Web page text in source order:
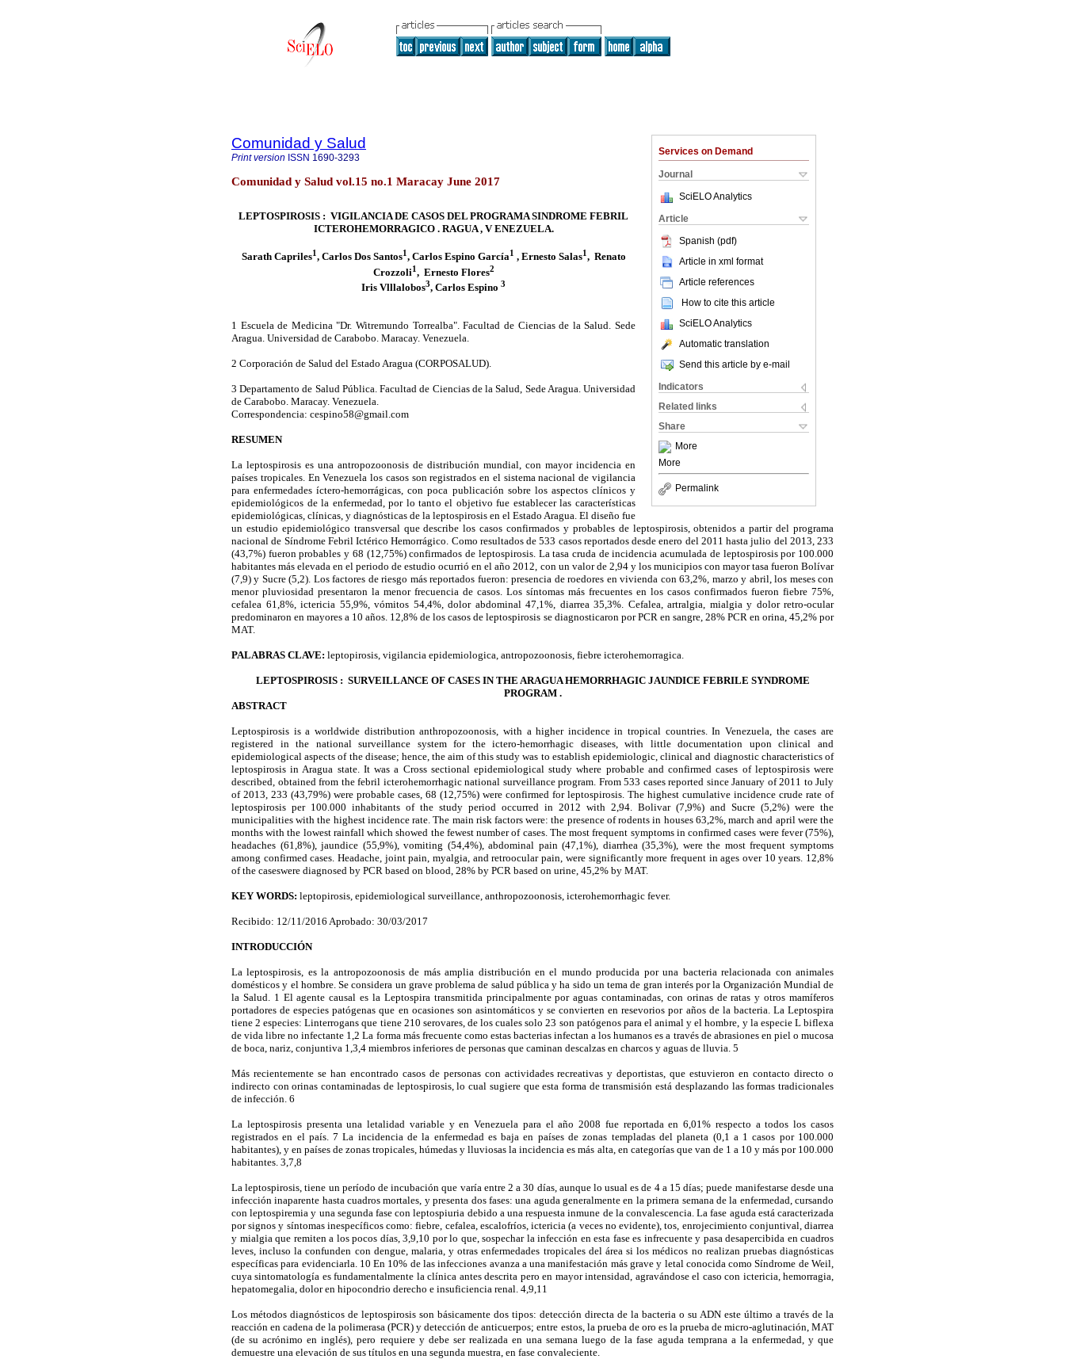
Services on Demand
Journal
SciELO Analytics
Article
Spanish (pdf)
Article in xml format
Article references
How to cite this article
SciELO Analytics
Automatic translation
Send this article by e-mail
Indicators
Related links
Share
More
More
Permalink
Comunidad y Salud
Print version ISSN 1690-3293
Comunidad y Salud vol.15 no.1 Maracay June 2017
LEPTOSPIROSIS : VIGILANCIA DE CASOS DEL PROGRAMA SINDROME FEBRIL
ICTEROHEMORRAGICO . RAGUA , V ENEZUELA.
Sarath Capriles1, Carlos Dos Santos1, Carlos Espino García1 , Ernesto Salas1, Renato
Crozzoli1, Ernesto Flores2
Iris Vlllalobos3, Carlos Espino 3
1 Escuela de Medicina "Dr. Witremundo Torrealba". Facultad de Ciencias de la Salud. Sede
Aragua. Universidad de Carabobo. Maracay. Venezuela.
2 Corporación de Salud del Estado Aragua (CORPOSALUD).
3 Departamento de Salud Pública. Facultad de Ciencias de la Salud, Sede Aragua. Universidad
de Carabobo. Maracay. Venezuela.
Correspondencia: cespino58@gmail.com
RESUMEN
La leptospirosis es una antropozoonosis de distribución mundial, con mayor incidencia en
países tropicales. En Venezuela los casos son registrados en el sistema nacional de vigilancia
para enfermedades íctero-hemorrágicas, con poca publicación sobre los aspectos clínicos y
epidemiológicos de la enfermedad, por lo tanto el objetivo fue establecer las características
epidemiológicas, clínicas, y diagnósticas de la leptospirosis en el Estado Aragua. El diseño fue
un estudio epidemiológico transversal que describe los casos confirmados y probables de leptospirosis, obtenidos a partir del programa
nacional de Síndrome Febril Ictérico Hemorrágico. Como resultados de 533 casos reportados desde enero del 2011 hasta julio del 2013, 233
(43,7%) fueron probables y 68 (12,75%) confirmados de leptospirosis. La tasa cruda de incidencia acumulada de leptospirosis por 100.000
habitantes más elevada en el periodo de estudio ocurrió en el año 2012, con un valor de 2,94 y los municipios con mayor tasa fueron Bolívar
(7,9) y Sucre (5,2). Los factores de riesgo más reportados fueron: presencia de roedores en vivienda con 63,2%, marzo y abril, los meses con
menor pluviosidad presentaron la menor frecuencia de casos. Los síntomas más frecuentes en los casos confirmados fueron fiebre 75%,
cefalea 61,8%, ictericia 55,9%, vómitos 54,4%, dolor abdominal 47,1%, diarrea 35,3%. Cefalea, artralgia, mialgia y dolor retro-ocular
predominaron en mayores a 10 años. 12,8% de los casos de leptospirosis se diagnosticaron por PCR en sangre, 28% PCR en orina, 45,2% por
MAT.
PALABRAS CLAVE: leptopirosis, vigilancia epidemiologica, antropozoonosis, fiebre icterohemorragica.
LEPTOSPIROSIS : SURVEILLANCE OF CASES IN THE ARAGUA HEMORRHAGIC JAUNDICE FEBRILE SYNDROME
PROGRAM .
ABSTRACT
Leptospirosis is a worldwide distribution anthropozoonosis, with a higher incidence in tropical countries. In Venezuela, the cases are
registered in the national surveillance system for the ictero-hemorrhagic diseases, with little documentation upon clinical and
epidemiological aspects of the disease; hence, the aim of this study was to establish epidemiologic, clinical and diagnostic characteristics of
leptospirosis in Aragua state. It was a Cross sectional epidemiological study where probable and confirmed cases of leptospirosis were
described, obtained from the febril icterohemorrhagic national surveillance program. From 533 cases reported since January of 2011 to July
of 2013, 233 (43,79%) were probable cases, 68 (12,75%) were confirmed for leptospirosis. The highest cumulative incidence crude rate of
leptospirosis per 100.000 inhabitants of the study period occurred in 2012 with 2,94. Bolivar (7,9%) and Sucre (5,2%) were the
municipalities with the highest incidence rate. The main risk factors were: the presence of rodents in houses 63,2%, march and april were the
months with the lowest rainfall which showed the fewest number of cases. The most frequent symptoms in confirmed cases were fever (75%),
headaches (61,8%), jaundice (55,9%), vomiting (54,4%), abdominal pain (47,1%), diarrhea (35,3%), were the most frequent symptoms
among confirmed cases. Headache, joint pain, myalgia, and retroocular pain, were significantly more frequent in ages over 10 years. 12,8%
of the caseswere diagnosed by PCR based on blood, 28% by PCR based on urine, 45,2% by MAT.
KEY WORDS: leptopirosis, epidemiological surveillance, anthropozoonosis, icterohemorrhagic fever.
Recibido: 12/11/2016 Aprobado: 30/03/2017
INTRODUCCIÓN
La leptospirosis, es la antropozoonosis de más amplia distribución en el mundo producida por una bacteria relacionada con animales
domésticos y el hombre. Se considera un grave problema de salud pública y ha sido un tema de gran interés por la Organización Mundial de
la Salud. 1 El agente causal es la Leptospira transmitida principalmente por aguas contaminadas, con orinas de ratas y otros mamíferos
portadores de especies patógenas que en ocasiones son asintomáticos y se convierten en resevorios por años de la bacteria. La Leptospira
tiene 2 especies: Linterrogans que tiene 210 serovares, de los cuales solo 23 son patógenos para el animal y el hombre, y la especie L biflexa
de vida libre no infectante 1,2 La forma más frecuente como estas bacterias infectan a los humanos es a través de abrasiones en piel o mucosa
de boca, nariz, conjuntiva 1,3,4 miembros inferiores de personas que caminan descalzas en charcos y aguas de lluvia. 5
Más recientemente se han encontrado casos de personas con actividades recreativas y deportistas, que estuvieron en contacto directo o
indirecto con orinas contaminadas de leptospirosis, lo cual sugiere que esta forma de transmisión está desplazando las formas tradicionales
de infección. 6
La leptospirosis presenta una letalidad variable y en Venezuela para el año 2008 fue reportada en 6,01% respecto a todos los casos
registrados en el país. 7 La incidencia de la enfermedad es baja en países de zonas templadas del planeta (0,1 a 1 casos por 100.000
habitantes), y en países de zonas tropicales, húmedas y lluviosas la incidencia es más alta, en categorías que van de 1 a 10 y más por 100.000
habitantes. 3,7,8
La leptospirosis, tiene un período de incubación que varía entre 2 a 30 días, aunque lo usual es de 4 a 15 días; puede manifestarse desde una
infección inaparente hasta cuadros mortales, y presenta dos fases: una aguda generalmente en la primera semana de la enfermedad, cursando
con leptospiremia y una segunda fase con leptospiuria debido a una respuesta inmune de la convalescencia. La fase aguda está caracterizada
por signos y síntomas inespecíficos como: fiebre, cefalea, escalofríos, ictericia (a veces no evidente), tos, enrojecimiento conjuntival, diarrea
y mialgia que remiten a los pocos días, 3,9,10 por lo que, sospechar la infección en esta fase es infrecuente y pasa desapercibida en cuadros
leves, incluso la confunden con dengue, malaria, y otras enfermedades tropicales del área si los médicos no realizan pruebas diagnósticas
específicas para evidenciarla. 10 En 10% de las infecciones avanza a una manifestación más grave y letal conocida como Síndrome de Weil,
cuya sintomatología es fundamentalmente la clínica antes descrita pero en mayor intensidad, agravándose el caso con ictericia, hemorragia,
hepatomegalia, dolor en hipocondrio derecho e insuficiencia renal. 4,9,11
Los métodos diagnósticos de leptospirosis son básicamente dos tipos: detección directa de la bacteria o su ADN este último a través de la
reacción en cadena de la polimerasa (PCR) y detección de anticuerpos; entre estos, la prueba de oro es la prueba de micro-aglutinación, MAT
(de su acrónimo en inglés), pero requiere y debe ser realizada en una semana luego de la fase aguda temprana a la enfermedad, y que
demuestre una elevación de sus títulos en una segunda muestra, en fase convaleciente.